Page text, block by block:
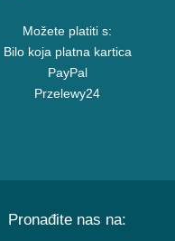
Možete platiti s:
Bilo koja platna kartica
PayPal
Przelewy24
Pronađite nas na: